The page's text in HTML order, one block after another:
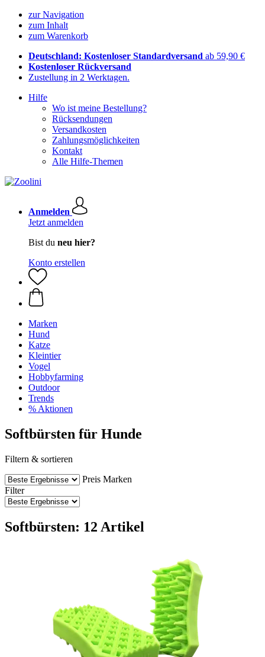
zur Navigation
zum Inhalt
zum Warenkorb
Deutschland: Kostenloser Standardversand ab 59,90 €
Kostenloser Rückversand
Zustellung in 2 Werktagen.
Hilfe
Wo ist meine Bestellung?
Rücksendungen
Versandkosten
Zahlungsmöglichkeiten
Kontakt
Alle Hilfe-Themen
Anmelden
Jetzt anmelden
Bist du neu hier?
Konto erstellen
Marken
Hund
Katze
Kleintier
Vogel
Hobbyfarming
Outdoor
Trends
% Aktionen
Softbürsten für Hunde
Filtern & sortieren
Preis Marken
Filter
Softbürsten: 12 Artikel